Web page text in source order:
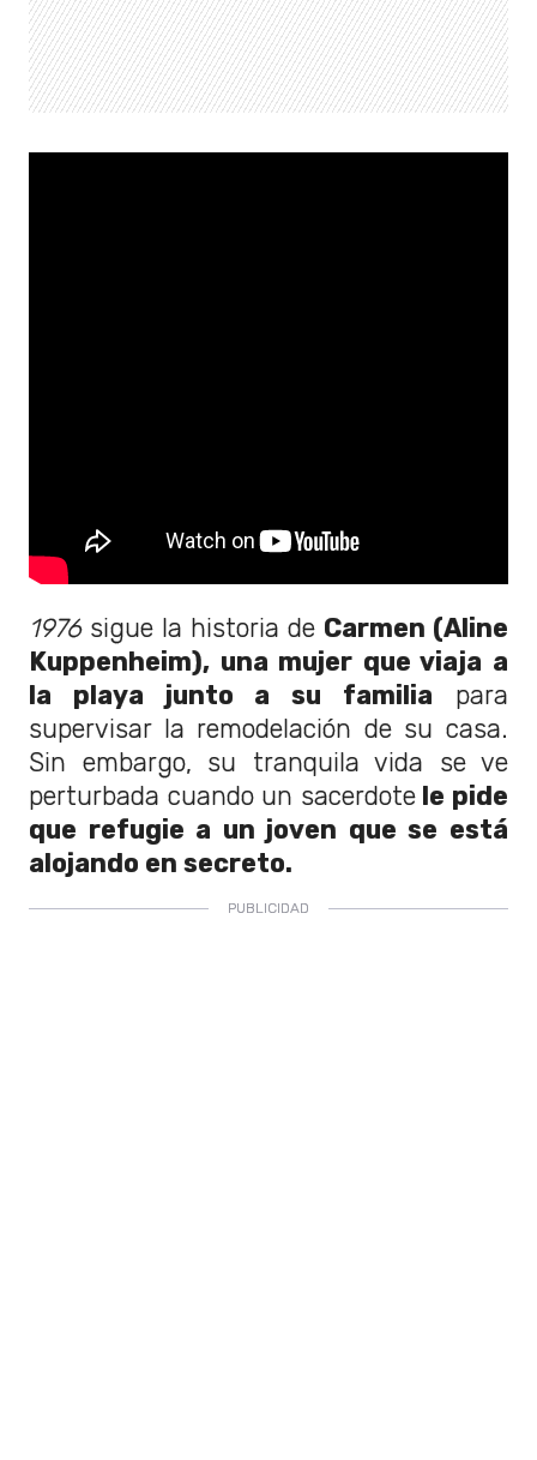
1976 sigue la historia de Carmen (Aline
Kuppenheim), una mujer que viaja a
la playa junto a su familia para
supervisar la remodelación de su casa.
Sin embargo, su tranquila vida se ve
perturbada cuando un sacerdotele pide
que refugie a un joven que se está
alojando en secreto.